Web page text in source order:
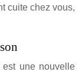
cuite chez vous,
est une nouvelle